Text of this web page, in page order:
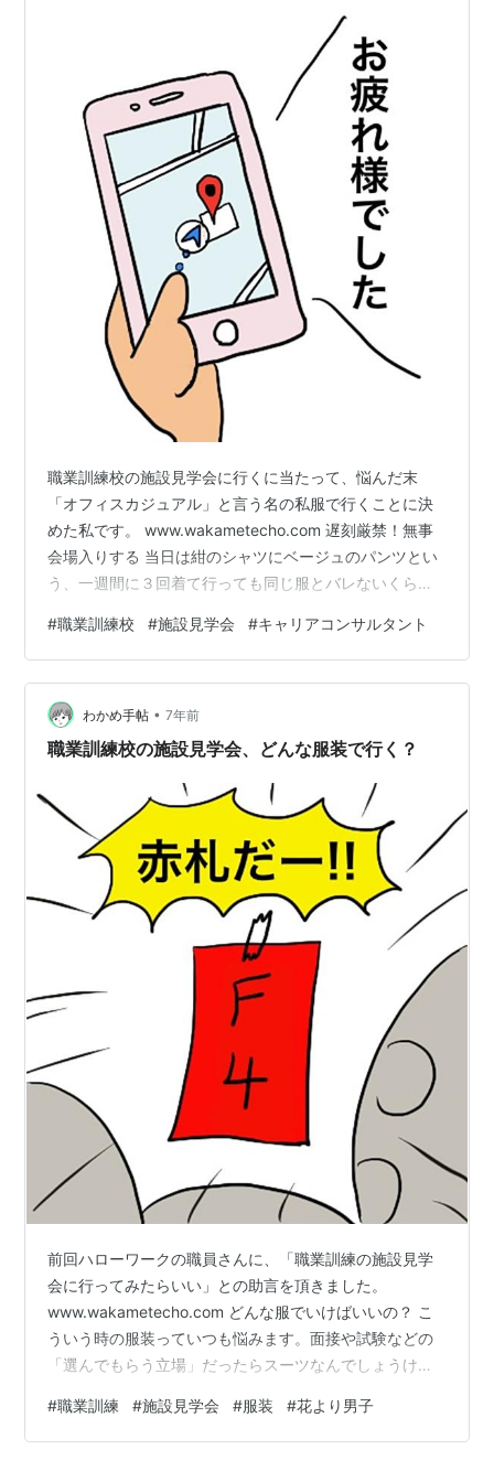
職業訓練校の施設見学会に行くに当たって、悩んだ末
「オフィスカジュアル」と言う名の私服で行くことに決
めた私です。 www.wakametecho.com 遅刻厳禁！無事
会場入りする 当日は紺のシャツにベージュのパンツとい
う、一週間に３回着て行っても同じ服とバレないくらい
ット・筆記用具・飲み物、忘れ物はありません！ 超絶方
向音痴な私ですが、スマホという文明の利器を手にして
からは様子が違います。googleマップに目的地を入れ
て、連れて行ってもらいます。 本当にされるがままで、
「右方向です」「左方向です」「目的地に到着しまし
#職業訓練校 #施設見学会 #キャリアコンサルタント
わかめ手帖 • 7年前
職業訓練校の施設見学会、どんな服装で行く？
前回ハローワークの職員さんに、「職業訓練の施設見学
会に行ってみたらいい」との助言を頂きました。
www.wakametecho.com どんな服でいけばいいの？ こ
ういう時の服装っていつも悩みます。面接や試験などの
「選んでもらう立場」だったらスーツなんでしょうけ
自分ひとりスーツで行って周りが全員ラフな服だったら
目立っちゃうし、その反対もしかり。「みんなと一緒が
#職業訓練 #施設見学会 #服装 #花より男子